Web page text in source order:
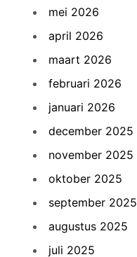
mei 2026
april 2026
maart 2026
februari 2026
januari 2026
december 2025
november 2025
oktober 2025
september 2025
augustus 2025
juli 2025